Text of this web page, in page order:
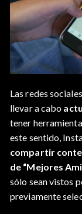
Las redes
llevar a cabo
tener
este sentido,
compartir
de “Mejores
sólo sean vistos
previamente